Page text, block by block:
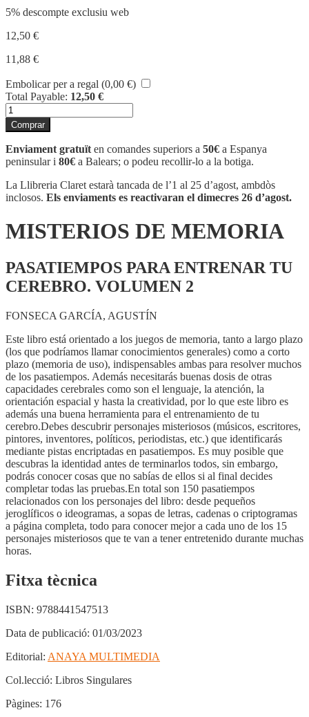
5% descompte exclusiu web
12,50 €
11,88 €
Embolicar per a regal (0,00 €)
Total Payable: 12,50 €
quantitat
de
MISTERIOS
DE
MEMORIA
Comprar
Enviament gratuït en comandes superiors a 50€ a Espanya
peninsular i 80€ a Balears; o podeu recollir-lo a la botiga.
La Llibreria Claret estarà tancada de l’1 al 25 d’agost, ambdòs
inclosos. Els enviaments es reactivaran el dimecres 26 d’agost.
MISTERIOS DE MEMORIA
PASATIEMPOS PARA ENTRENAR TU
CEREBRO. VOLUMEN 2
FONSECA GARCÍA, AGUSTÍN
Este libro está orientado a los juegos de memoria, tanto a largo plazo
(los que podríamos llamar conocimientos generales) como a corto
plazo (memoria de uso), indispensables ambas para resolver muchos
de los pasatiempos. Además necesitarás buenas dosis de otras
capacidades cerebrales como son el lenguaje, la atención, la
orientación espacial y hasta la creatividad, por lo que este libro es
además una buena herramienta para el entrenamiento de tu
cerebro.Debes descubrir personajes misteriosos (músicos, escritores,
pintores, inventores, políticos, periodistas, etc.) que identificarás
mediante pistas encriptadas en pasatiempos. Es muy posible que
descubras la identidad antes de terminarlos todos, sin embargo,
podrás conocer cosas que no sabías de ellos si al final decides
completar todas las pruebas.En total son 150 pasatiempos
relacionados con los personajes del libro: desde pequeños
jeroglíficos o ideogramas, a sopas de letras, cadenas o criptogramas
a página completa, todo para conocer mejor a cada uno de los 15
personajes misteriosos que te van a tener entretenido durante muchas
horas.
Fitxa tècnica
ISBN: 9788441547513
Data de publicació: 01/03/2023
Editorial: ANAYA MULTIMEDIA
Col.lecció: Libros Singulares
Pàgines: 176